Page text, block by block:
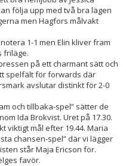
följa upp med två bra lägen
men Hagfors målvakt
1-1 men Elin kliver fram
friläge.
på ett charmant sätt och
spelfält för forwards där
avslutar distinkt för 2-0
och tillbaka-spel” sätter de
Ida Brokvist. Uret på 17.30.
viktigt mål efter 19.44. Maria
chansen-spel” där vi lägger
står Maja Ericson för.
favör.